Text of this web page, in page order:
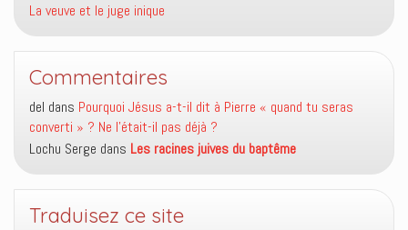
La veuve et le juge inique
Commentaires
del dans Pourquoi Jésus a-t-il dit à Pierre « quand tu seras
converti » ? Ne l’était-il pas déjà ?
Lochu Serge dans Les racines juives du baptême
Traduisez ce site